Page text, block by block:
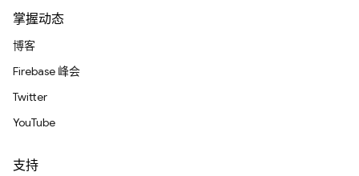
掌握动态
博客
Firebase 峰会
Twitter
YouTube
支持